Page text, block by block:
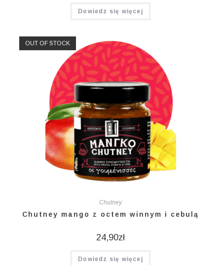
Dowiedz się więcej
OUT OF STOCK
Chutney
Chutney mango z octem winnym i cebulą
24,90zł
Dowiedz się więcej